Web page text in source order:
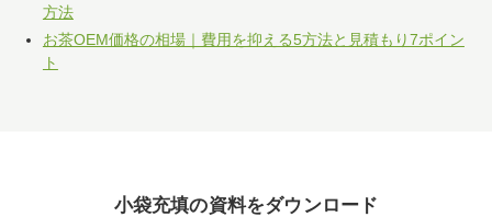
方法
お茶OEM価格の相場｜費用を抑える5方法と見積もり7ポイン
ト
小袋充填の資料をダウンロード